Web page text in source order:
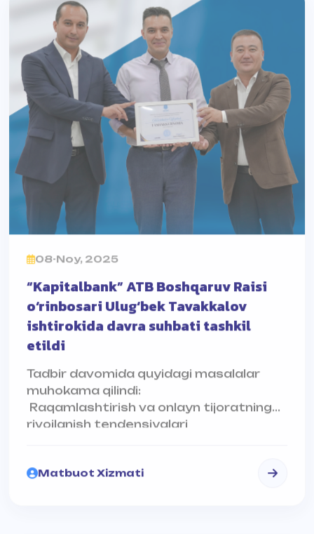
“Kapitalbank” ATB Boshqaruv Raisi
o‘rinbosari Ulug‘bek Tavakkalov
ishtirokida davra suhbati tashkil
etildi
muhokama qilindi:
Raqamlashtirish va onlayn tijoratning
rivojlanish tendensiyalari
Chakana savdo tarmoqlarini
tendensiyalar